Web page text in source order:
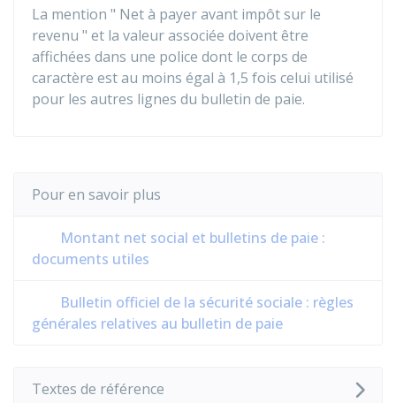
La mention " Net à payer avant impôt sur le
revenu " et la valeur associée doivent être
affichées dans une police dont le corps de
caractère est au moins égal à 1,5 fois celui utilisé
pour les autres lignes du bulletin de paie.
Pour en savoir plus
Montant net social et bulletins de paie :
documents utiles
Bulletin officiel de la sécurité sociale : règles
générales relatives au bulletin de paie
Textes de référence